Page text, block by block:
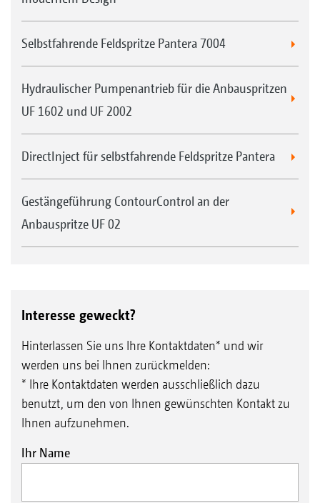
Selbstfahrende Feldspritze Pantera 7004
Hydraulischer Pumpenantrieb für die Anbauspritzen
UF 1602 und UF 2002
DirectInject für selbstfahrende Feldspritze Pantera
Gestängeführung ContourControl an der
Anbauspritze UF 02
Interesse geweckt?
Hinterlassen Sie uns Ihre Kontaktdaten* und wir
werden uns bei Ihnen zurückmelden:
* Ihre Kontaktdaten werden ausschließlich dazu
benutzt, um den von Ihnen gewünschten Kontakt zu
Ihnen aufzunehmen.
Ihr Name